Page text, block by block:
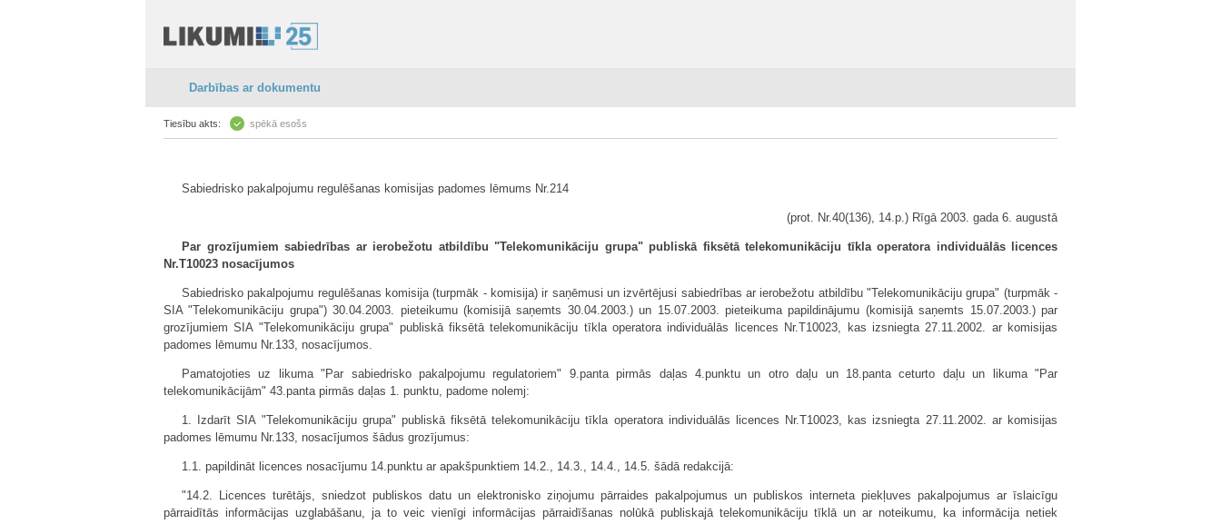
Darbības ar dokumentu
Tiesību akts: spēkā esošs
Sabiedrisko pakalpojumu regulēšanas komisijas padomes lēmums Nr.214
(prot. Nr.40(136), 14.p.) Rīgā 2003. gada 6. augustā
Par grozījumiem sabiedrības ar ierobežotu atbildību "Telekomunikāciju grupa" publiskā fiksētā telekomunikāciju tīkla operatora individuālās licences
Nr.T10023 nosacījumos
Sabiedrisko pakalpojumu regulēšanas komisija (turpmāk - komisija) ir saņēmusi un izvērtējusi sabiedrības ar ierobežotu atbildību "Telekomunikāciju grupa" (turpmāk -
SIA "Telekomunikāciju grupa") 30.04.2003. pieteikumu (komisijā saņemts 30.04.2003.) un 15.07.2003. pieteikuma papildinājumu (komisijā saņemts 15.07.2003.) par
grozījumiem SIA "Telekomunikāciju grupa" publiskā fiksētā telekomunikāciju tīkla operatora individuālās licences Nr.T10023, kas izsniegta 27.11.2002. ar komisijas
padomes lēmumu Nr.133, nosacījumos.
Pamatojoties uz likuma "Par sabiedrisko pakalpojumu regulatoriem" 9.panta pirmās daļas 4.punktu un otro daļu un 18.panta ceturto daļu un likuma "Par
telekomunikācijām" 43.panta pirmās daļas 1. punktu, padome nolemj:
1. Izdarīt SIA "Telekomunikāciju grupa" publiskā fiksētā telekomunikāciju tīkla operatora individuālās licences Nr.T10023, kas izsniegta 27.11.2002. ar komisijas
padomes lēmumu Nr.133, nosacījumos šādus grozījumus:
1.1. papildināt licences nosacījumu 14.punktu ar apakšpunktiem 14.2., 14.3., 14.4., 14.5. šādā redakcijā:
"14.2. Licences turētājs, sniedzot publiskos datu un elektronisko ziņojumu pārraides pakalpojumus un publiskos interneta piekļuves pakalpojumus ar īslaicīgu
pārraidītās informācijas uzglabāšanu, ja to veic vienīgi informācijas pārraidīšanas nolūkā publiskajā telekomunikāciju tīklā un ar noteikumu, ka informācija netiek